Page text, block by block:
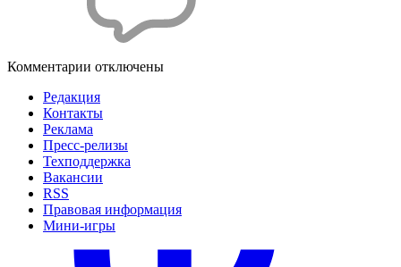
Комментарии отключены
Редакция
Контакты
Реклама
Пресс-релизы
Техподдержка
Вакансии
RSS
Правовая информация
Мини-игры